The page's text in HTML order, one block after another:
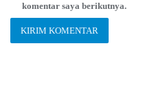
komentar saya berikutnya.